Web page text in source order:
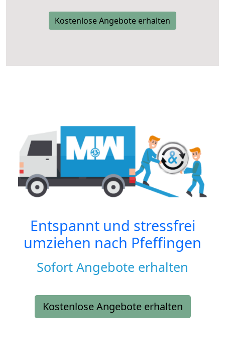
Kostenlose Angebote erhalten
Entspannt und stressfrei
umziehen nach Pfeffingen
Sofort Angebote erhalten
Kostenlose Angebote erhalten